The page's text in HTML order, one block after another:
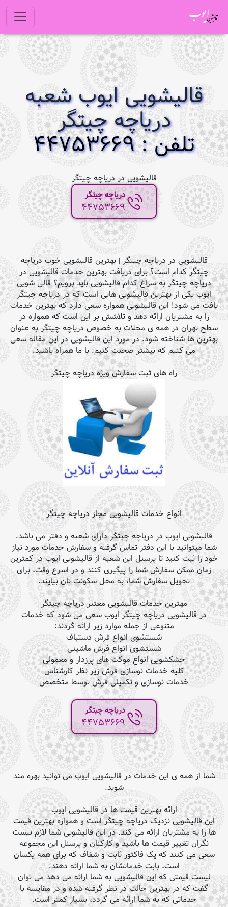
قالیشویی ایوب شعبه
دریاچه چیتگر
تلفن : 44753669
قالیشویی در دریاچه چیتگر
دریاچه چیتگر
44753669
قالیشویی در دریاچه چیتگر | بهترین قالیشویی خوب دریاچه
چیتگر کدام است؟ برای دریافت بهترین خدمات قالیشویی در
دریاچه چیتگر به سراغ کدام قالیشویی باید برویم؟ قالی شویی
ایوب یکی از بهترین قالیشویی هایی است که در دریاچه چیتگر
یافت می شود! این قالیشویی همواره سعی دارد که بهترین خدمات
را به مشتریان ارائه دهد و تلاشش بر این است که همواره در
سطح تهران در همه ی محلات به خصوص دریاچه چیتگر به عنوان
بهترین ها شناخته شود. در مورد این قالیشویی در این مقاله سعی
می کنیم که بیشتر صحبت کنیم. با ما همراه باشید.
راه های ثبت سفارش ویژه دریاچه چیتگر
انواع خدمات قالیشویی مجاز دریاچه چیتگر
قالیشویی ایوب در دریاچه چیتگر دارای شعبه و دفتر می باشد.
شما میتوانید با این دفتر تماس گرفته و سفارش خدمات مورد نیاز
خود را ثبت کنید تا پرسنل این شعبه از قالیشویی ایوب در کمترین
زمان ممکن سفارش شما را پیگیری کنند و در اسرع وقت، برای
تحویل سفارش شما، به محل سکونت تان بیایند.
مهترین خدمات قالیشویی معتبر دریاچه چیتگر
در قالیشویی دریاچه چیتگر ایوب سعی می شود که خدمات
متنوعی از جمله موارد زیر ارائه گردند:
شستشوی انواع فرش دستباف
شستشوی انواع فرش ماشینی
خشکشویی انواع موکت های پرزدار و معمولی
کلیه خدمات نوسازی فرش زیر نظر کارشناس
خدمات نوسازی و تکمیلی فرش توسط متخصص
دریاچه چیتگر
44753669
شما از همه ی این خدمات در قالیشویی ایوب می توانید بهره مند
شوید.
ارائه بهترین قیمت ها در قالیشویی ایوب
این قالیشویی نزدیک دریاچه چیتگر است و همواره بهترین قیمت
ها را به مشتریان ارائه می کند. در این قالیشویی شما لازم نیست
نگران تغییر قیمت ها باشید و کارکنان و پرسنل این مجموعه
سعی می کنند که یک فاکتور ثابت و شفاف که برای همه یکسان
است، بابت خدماتشان به شما ارائه دهند.
لیست قیمتی که این قالیشویی به شما ارائه می دهد می توان
گفت که در بهترین حالت در نظر گرفته شده و در مقایسه با
خدماتی که به شما ارائه می گردد، بسیار کمتر است.